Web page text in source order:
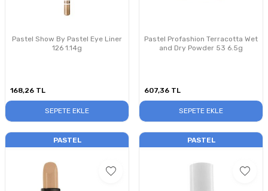
Pastel Show By Pastel Eye Liner
126 1.14g
168,26 TL
SEPETE EKLE
Pastel Profashion Terracotta Wet
and Dry Powder 53 6.5g
607,36 TL
SEPETE EKLE
PASTEL PASTEL